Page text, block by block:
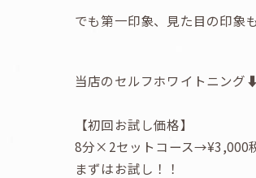
でも第一印象、見た目の印象
当店のセルフホワイトニン
【初回お試し価格】
8分×2セットコース→¥3,000
まずはお試し！！